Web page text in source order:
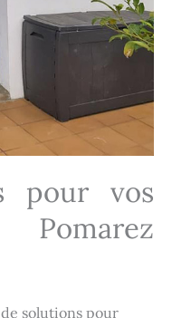
pour vos
Pomarez
solutions pour